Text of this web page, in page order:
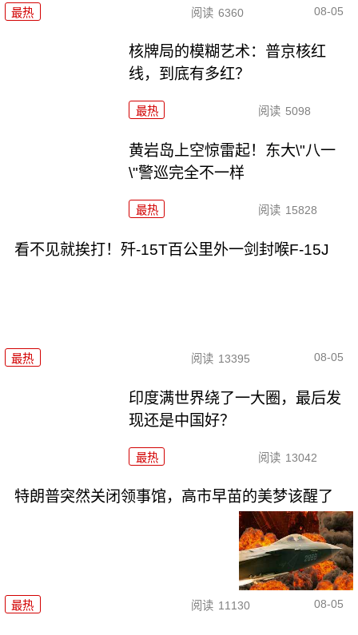
最热 阅读 6360 08-05
核牌局的模糊艺术：普京核红
线，到底有多红？
最热 阅读 5098
黄岩岛上空惊雷起！东大\"八一
\"警巡完全不一样
最热 阅读 15828
看不见就挨打！歼-15T百公里外一剑封喉F-15J
最热 阅读 13395 08-05
印度满世界绕了一大圈，最后发
现还是中国好？
最热 阅读 13042
特朗普突然关闭领事馆，高市早苗的美梦该醒了
最热 阅读 11130 08-05